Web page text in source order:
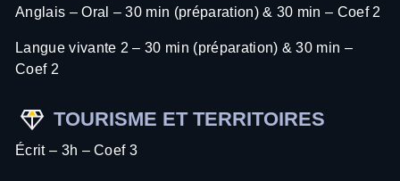
Anglais – Oral – 30 min (préparation) & 30 min – Coef 2
Langue vivante 2 – 30 min (préparation) & 30 min –
Coef 2
TOURISME ET TERRITOIRES
Écrit – 3h – Coef 3